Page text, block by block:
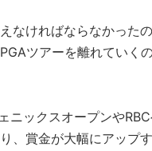
なければならなかった
ツアーを離れてい
ニックスオープンや
、賞金が大幅にアップす